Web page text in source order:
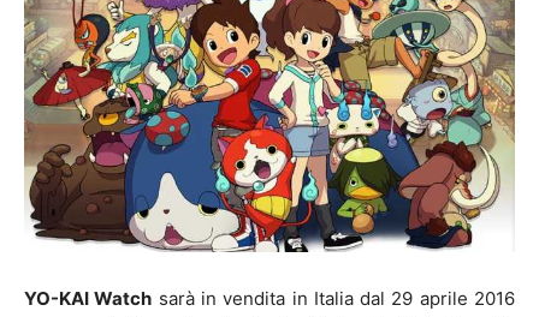
YO-KAI Watch sarà in vendita in Italia dal 29 aprile 2016